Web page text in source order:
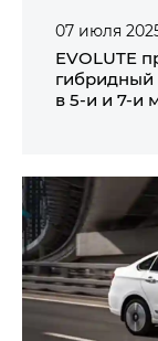
07 июля
EVOLUTE
гибридный
в 5‑и и